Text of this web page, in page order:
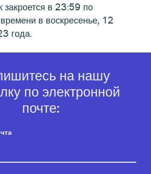
закроется в 23:59 по
в воскресенье, 12
года.
на нашу
по электронной
почте: